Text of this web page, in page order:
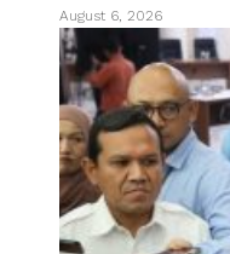
August 6, 2026